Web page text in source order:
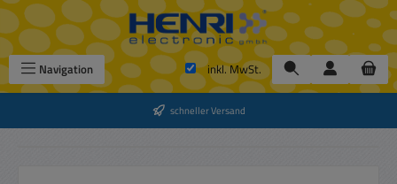
Zum Hauptinhalt springen
Navigation inkl. MwSt.
schneller Versand